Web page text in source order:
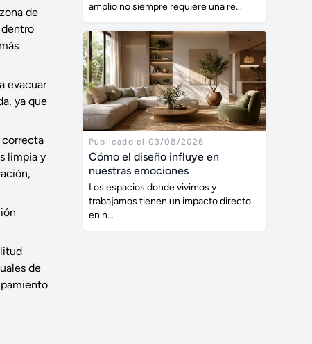
de
evacuar
ya que
correcta
limpia y
de
amplio no siempre requiere una re...
Publicado el 03/08/2026
Cómo el diseño influye en
nuestras emociones
Los espacios donde vivimos y
trabajamos tienen un impacto directo
en n...